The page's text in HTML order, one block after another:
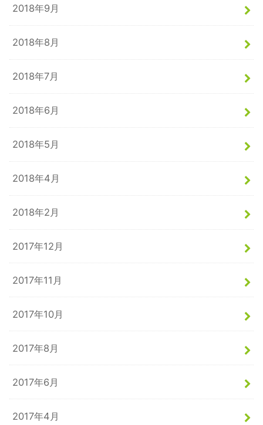
2018年9月
2018年8月
2018年7月
2018年6月
2018年5月
2018年4月
2018年2月
2017年12月
2017年11月
2017年10月
2017年8月
2017年6月
2017年4月